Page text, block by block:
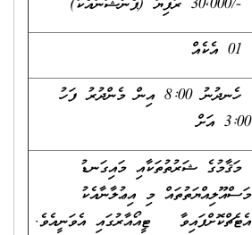
-/30,000 ރުފިޔާ (ޕެންޝަނާއެކު)
ހެނދުނު 8:00 އިން މެންދުރު ފަހު
3:00 އަށް
މަޤާމުގެ ޝަރުތުތަކާއި މައިގަނޑު
މަސްއޫލިއްޔަތުތައް މި އިޢުލާނާއެކު
އެޓެޗްކޮށްފައިވާ ޓީއޯއާރުގައި އެވަނީއެވެ.